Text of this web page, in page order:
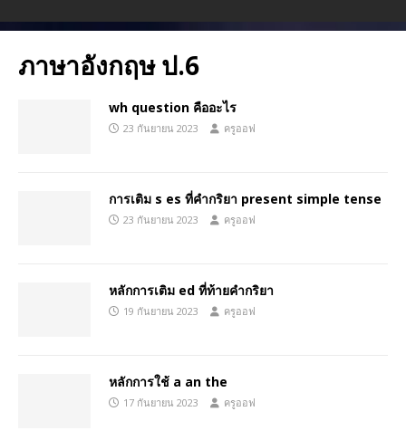
ภาษาอังกฤษ ป.6
wh question คืออะไร
23 กันยายน 2023 ครูออฟ
การเติม s es ที่คำกริยา present simple tense
23 กันยายน 2023 ครูออฟ
หลักการเติม ed ที่ท้ายคำกริยา
19 กันยายน 2023 ครูออฟ
หลักการใช้ a an the
17 กันยายน 2023 ครูออฟ